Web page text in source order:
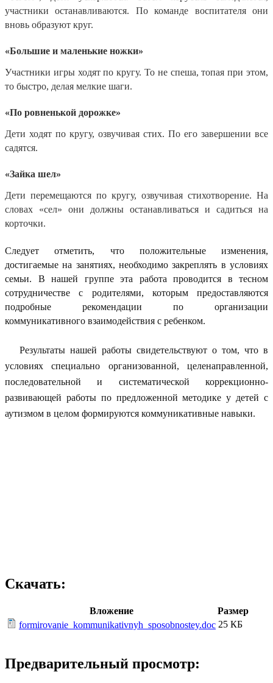
участники останавливаются. По команде воспитателя они
вновь образуют круг.
«Большие и маленькие ножки»
Участники игры ходят по кругу. То не спеша, топая при этом,
то быстро, делая мелкие шаги.
«По ровненькой дорожке»
Дети ходят по кругу, озвучивая стих. По его завершении все
садятся.
«Зайка шел»
Дети перемещаются по кругу, озвучивая стихотворение. На
словах «сел» они должны останавливаться и садиться на
корточки.
Следует отметить, что положительные изменения,
достигаемые на занятиях, необходимо закреплять в условиях
семьи. В нашей группе эта работа проводится в тесном
сотрудничестве с родителями, которым предоставляются
подробные рекомендации по организации
коммуникативного взаимодействия с ребенком.
Результаты нашей работы свидетельствуют о том, что в
условиях специально организованной, целенаправленной,
последовательной и систематической коррекционно-
развивающей работы по предложенной методике у детей с
аутизмом в целом формируются коммуникативные навыки.
Скачать:
Вложение
Размер
formirovanie_kommunikativnyh_sposobnostey.doc 25 КБ
Предварительный просмотр: